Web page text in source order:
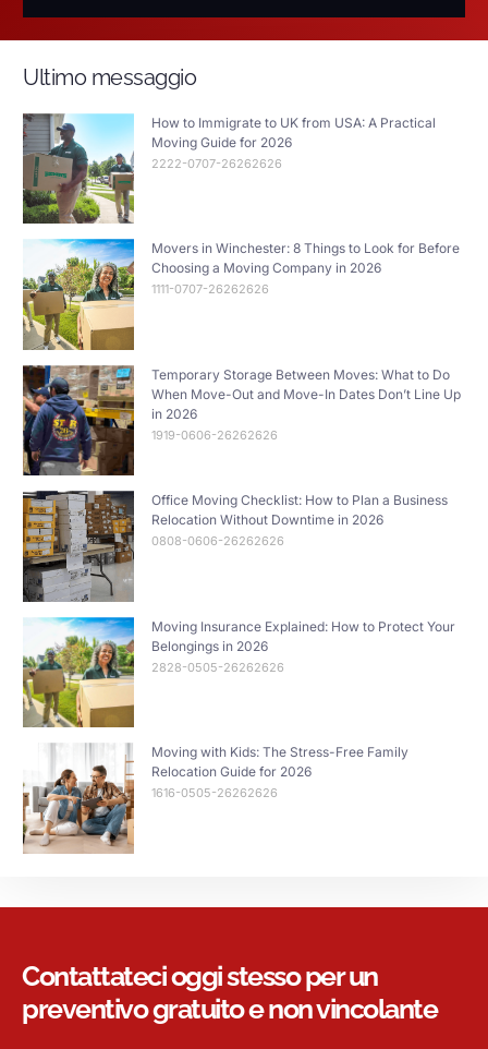
Ultimo messaggio
How to Immigrate to UK from USA: A Practical
Moving Guide for 2026
2222-0707-26262626
Movers in Winchester: 8 Things to Look for Before
Choosing a Moving Company in 2026
1111-0707-26262626
Temporary Storage Between Moves: What to Do
When Move-Out and Move-In Dates Don’t Line Up
in 2026
1919-0606-26262626
Office Moving Checklist: How to Plan a Business
Relocation Without Downtime in 2026
0808-0606-26262626
Moving Insurance Explained: How to Protect Your
Belongings in 2026
2828-0505-26262626
Moving with Kids: The Stress-Free Family
Relocation Guide for 2026
1616-0505-26262626
Contattateci oggi stesso per un
preventivo gratuito e non vincolante